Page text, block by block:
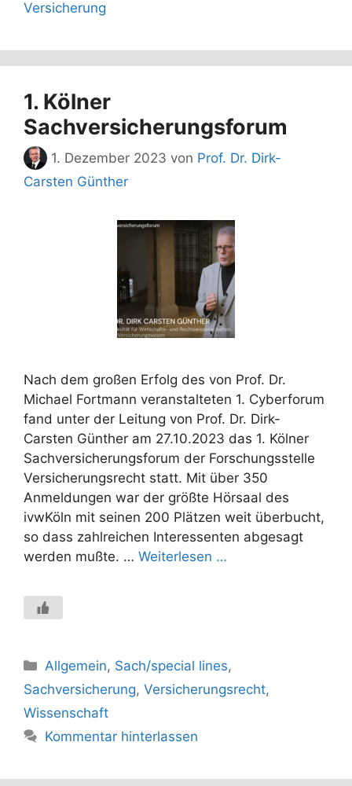
Versicherung
1. Kölner
Sachversicherungsforum
1. Dezember 2023 von Prof. Dr. Dirk-
Carsten Günther
Nach dem großen Erfolg des von Prof. Dr.
Michael Fortmann veranstalteten 1. Cyberforum
fand unter der Leitung von Prof. Dr. Dirk-
Carsten Günther am 27.10.2023 das 1. Kölner
Sachversicherungsforum der Forschungsstelle
Versicherungsrecht statt. Mit über 350
Anmeldungen war der größte Hörsaal des
ivwKöln mit seinen 200 Plätzen weit überbucht,
so dass zahlreichen Interessenten abgesagt
werden mußte. … Weiterlesen …
Kategorien
Allgemein, Sach/special lines,
Sachversicherung, Versicherungsrecht,
Wissenschaft
Kommentar hinterlassen